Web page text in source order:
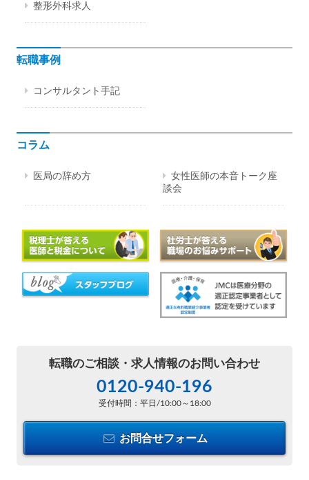
整形外科求人
転職事例
コンサルタント手記
コラム
医局の辞め方
女性医師の本音トーク座
談会
転職のご相談・ 求人情報のお問い合わせ
0120-940-196
受付時間：平日/10:00～18:00
お問合せフォーム